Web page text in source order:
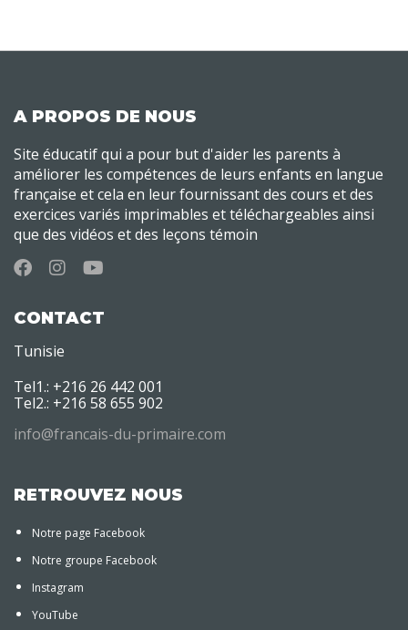
A PROPOS DE NOUS
Site éducatif qui a pour but d'aider les parents à
améliorer les compétences de leurs enfants en langue
française et cela en leur fournissant des cours et des
exercices variés imprimables et téléchargeables ainsi
que des vidéos et des leçons témoin
CONTACT
Tunisie
Tel1.: +216 26 442 001
Tel2.: +216 58 655 902
info@francais-du-primaire.com
RETROUVEZ NOUS
Notre page Facebook
Notre groupe Facebook
Instagram
YouTube